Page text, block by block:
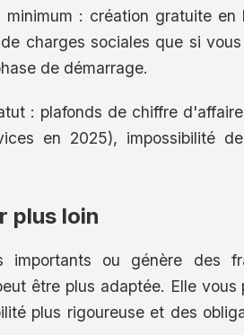
: création gratuite en
charges sociales que si
de démarrage.
: plafonds de chiffre
en 2025), impossibilité
plus loin
ou génère des
être plus adaptée. Elle vous
plus rigoureuse et des